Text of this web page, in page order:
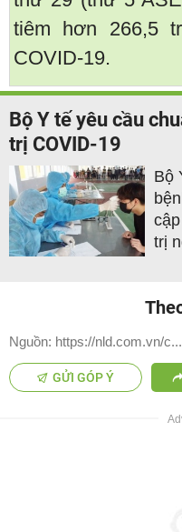
tiêm hơn 266,5
COVID-19.
Bộ Y tế yêu cầu
trị COVID-19
Bộ
trị
Nguồn: https://nld.com.vn/c...
GỬI GÓP Ý